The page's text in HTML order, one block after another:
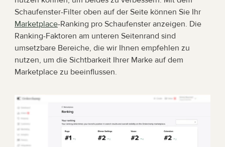
Marketplace-Ranking pro Schaufenster anzeigen. Die
Ranking-Faktoren am unteren Seitenrand sind
umsetzbare Bereiche, die wir Ihnen empfehlen zu
nutzen, um die Sichtbarkeit Ihrer Marke auf dem
Marketplace zu beeinflussen.